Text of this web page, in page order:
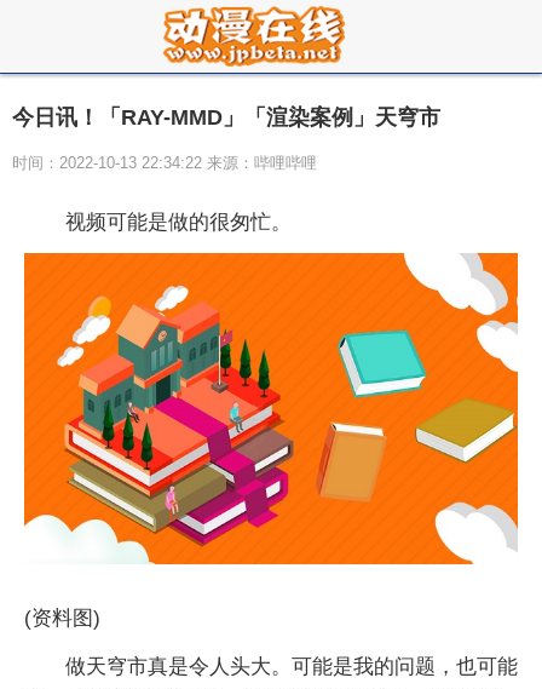
今日讯！「RAY-MMD」「渲染案例」天穹市
时间：2022-10-13 22:34:22 来源：哔哩哔哩
视频可能是做的很匆忙。
(资料图)
做天穹市真是令人头大。可能是我的问题，也可能